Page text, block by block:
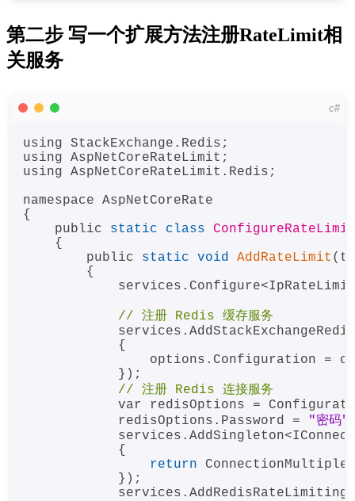
第二步 写一个扩展方法注册RateLimit相
关服务
c#
using StackExchange.Redis;
using AspNetCoreRateLimit;
using AspNetCoreRateLimit.Redis;
namespace AspNetCoreRate
{
    public
static class
ConfigureRateLimit
    {
        public
static void AddRateLimit
        {
// 注册 Redis 缓存服务
            {
options.Configuration =
            });
// 注册 Redis 连接服务
var redisOptions =
            redisOptions.Password =
"密码"
            {
return
            });